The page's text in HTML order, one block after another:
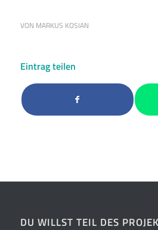
VON MARKUS KOSIAN
Eintrag teilen
DU WILLST TEIL DES